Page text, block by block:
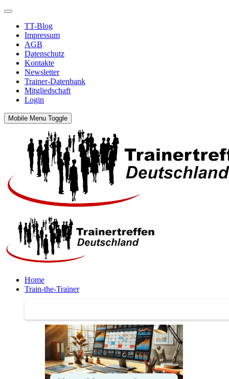
TT-Blog
Impressum
AGB
Datenschutz
Kontakte
Newsletter
Trainer-Datenbank
Mitgliedschaft
Login
Mobile Menu Toggle
Home
Train-the-Trainer